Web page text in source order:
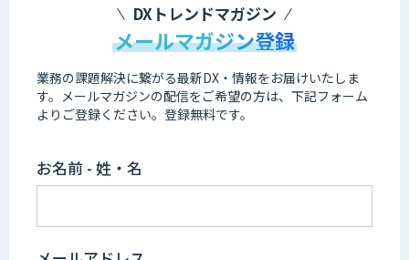
DXトレンドマガジン
メールマガジン登録
業務の課題解決に繋がる最新DX・情報をお届けいたしま
す。 メールマガジンの配信をご希望の方は、下記フォーム
よりご登録ください。登録無料です。
お名前 - 姓・名